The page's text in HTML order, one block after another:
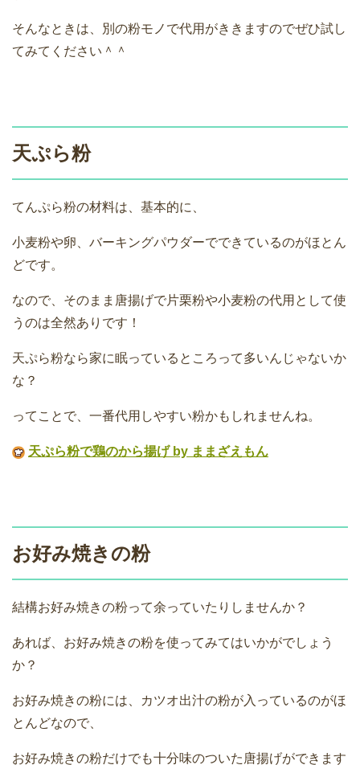
そんなときは、別の粉モノで代用がききますのでぜひ試し
てみてください＾＾
天ぷら粉
てんぷら粉の材料は、基本的に、
小麦粉や卵、バーキングパウダーでできているのがほとん
どです。
なので、そのまま唐揚げで片栗粉や小麦粉の代用として使
うのは全然ありです！
天ぷら粉なら家に眠っているところって多いんじゃないか
な？
ってことで、一番代用しやすい粉かもしれませんね。
天ぷら粉で鶏のから揚げ by ままざえもん
お好み焼きの粉
結構お好み焼きの粉って余っていたりしませんか？
あれば、お好み焼きの粉を使ってみてはいかがでしょう
か？
お好み焼きの粉には、カツオ出汁の粉が入っているのがほ
とんどなので、
お好み焼きの粉だけでも十分味のついた唐揚げができます